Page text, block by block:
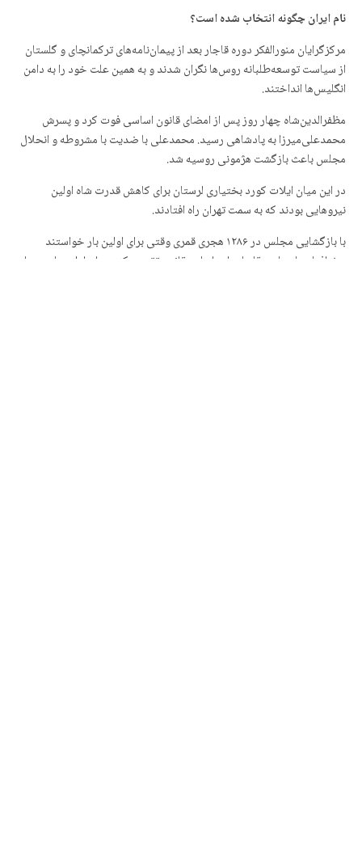
نام ایران چگونه انتخاب شدهاست؟
مرکزگرایان منورالفکر دوره قاجار بعد از پیمان‌نامه‌های ترکمانچای و گلستان
از سیاست توسعه‌طلبانه روس‌ها نگران شدند و به همین علت خود را به دامن
انگلیس‌ها انداختند.
مظفرالدین‌شاه چهار روز پس از امضای قانون اساسی فوت کرد و پسرش
محمدعلی‌میرزا به پادشاهی رسید. محمدعلی با ضدیت با مشروطه و انحلال
مجلس باعث بازگشت هژمونی روسیه شد.
در این میان ایلات کورد بختیاری لرستان برای کاهش قدرت شاه اولین
نیروهایی بودند که به سمت تهران راه افتادند.
با بازگشایی مجلس در ۱۲۸۶ هجری قمری وقتی برای اولین بار خواستند
جغرافیای پادشاهی قاجار را بر اساس قانون تقسیم کنند برای اولین بار به جای